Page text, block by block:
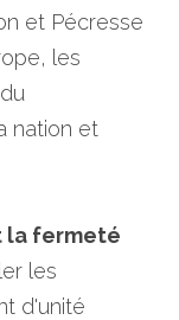
et Pécresse
les
nation et
fermeté
les
d'unité